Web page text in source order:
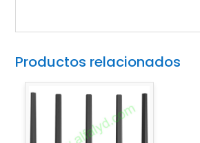
Productos relacionados